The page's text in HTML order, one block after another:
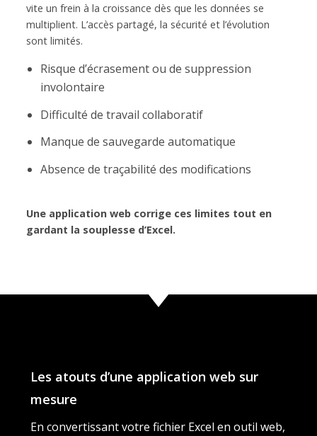
vite un frein à la croissance dès que les données se
multiplient. L’accès partagé, la sécurité et l’évolution
sont limités.
Risque d’écrasement ou de suppression
involontaire
Difficulté de travail collaboratif
Manque de sauvegarde automatique
Absence de traçabilité des modifications
Une application web corrige ces limites tout en
gardant la souplesse d’Excel.
Les atouts d’une application web sur
mesure
En convertissant votre fichier Excel en outil web,